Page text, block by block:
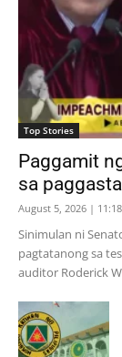
Top Stories
Paggamit
sa
August 5, 2026 |
Sinimulan ni
pagtatanong sa
auditor Roderick